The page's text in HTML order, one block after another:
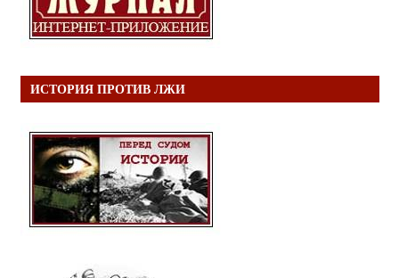
ИСТОРИЯ ПРОТИВ ЛЖИ